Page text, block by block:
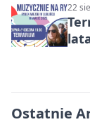
22
Ostatnie